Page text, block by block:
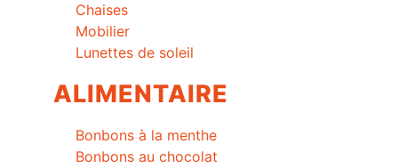
Chaises
Mobilier
Lunettes de soleil
ALIMENTAIRE
Bonbons à la menthe
Bonbons au chocolat